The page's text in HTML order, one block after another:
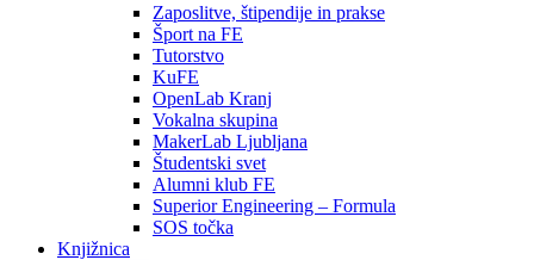
Zaposlitve, štipendije in prakse
Šport na FE
Tutorstvo
KuFE
OpenLab Kranj
Vokalna skupina
MakerLab Ljubljana
Študentski svet
Alumni klub FE
Superior Engineering – Formula
SOS točka
Knjižnica